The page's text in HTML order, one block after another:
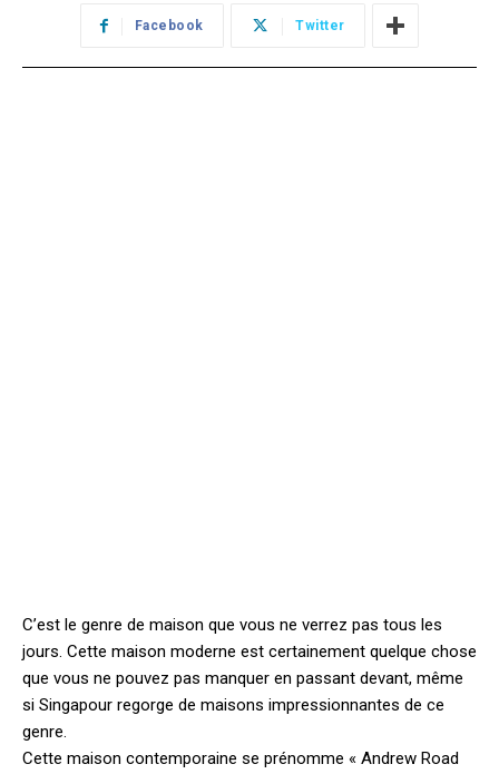
Facebook Twitter
C’est le genre de maison que vous ne verrez pas tous les
jours. Cette maison moderne est certainement quelque chose
que vous ne pouvez pas manquer en passant devant, même
si Singapour regorge de maisons impressionnantes de ce
genre.
Cette maison contemporaine se prénomme « Andrew Road